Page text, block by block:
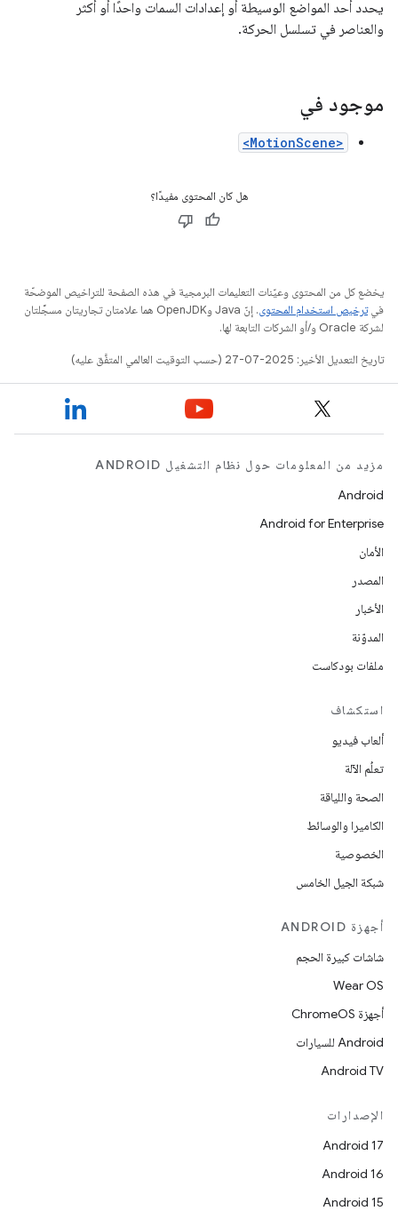
يحدد أحد المواضع الوسيطة أو إعدادات السمات واحدًا أو أكثر
والعناصر في تسلسل الحركة.
موجود في
<MotionScene>
هل كان المحتوى مفيدًا؟
يخضع كل من المحتوى وعيّنات التعليمات البرمجية في هذه الصفحة للتراخيص الموضحّة
فيترخيص استخدام المحتوى
. إنّ Java وOpenJDK هما علامتان تجاريتان مسجَّلتان
لشركة Oracle و/أو الشركات التابعة لها.
تاريخ التعديل الأخير: 2025-07-27 (حسب التوقيت العالمي المتفَّق عليه)
مزيد من المعلومات حول نظام التشغيل ANDROID
Android
Android for Enterprise
الأمان
المصدر
الأخبار
المدوّنة
ملفات بودكاست
استكشاف
ألعاب فيديو
تعلُم الآلة
الصحة واللياقة
الكاميرا والوسائط
الخصوصية
شبكة الجيل الخامس
أجهزة ANDROID
شاشات كبيرة الحجم
Wear OS
أجهزة ChromeOS
Android للسيارات
Android TV
الإصدارات
Android 17
Android 16
Android 15